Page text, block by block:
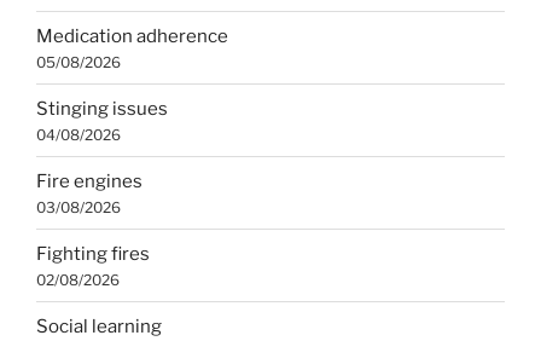
Medication adherence
05/08/2026
Stinging issues
04/08/2026
Fire engines
03/08/2026
Fighting fires
02/08/2026
Social learning